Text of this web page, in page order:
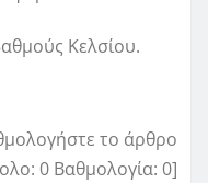
Κελσίου.
το άρθρο
0 Βαθμολογία: 0]